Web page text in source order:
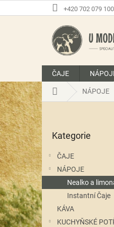
na
+420 702 079 100
ČAJE
Domů NÁPOJE
P
o
s
t
a
n
n
í
p
a
kategorie
Kategorie
ČAJE
NÁPOJE
Nealko a
Instantní Čaje
KÁVA
KUCHYŇSKÉ